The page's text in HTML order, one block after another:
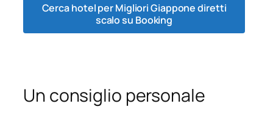
Cerca hotel per Migliori Giappone diretti
scalo su Booking
Un consiglio personale